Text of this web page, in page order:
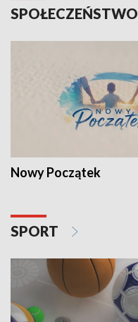
SPOŁECZEŃSTWO
Nowy Początek
SPORT